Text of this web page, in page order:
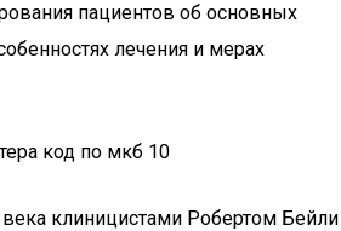
пациентов об основных
лечения и мерах
клиницистами Робертом Бейли